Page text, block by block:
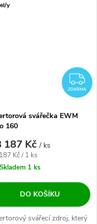
y
ZDARMA
svářečka EWM
160
187 Kč/ ks
cena:
Kč / 1 ks
Skladem 1 ks
DO KOŠÍKU
svářecí zdroj, který